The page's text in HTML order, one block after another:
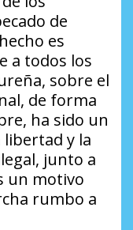
de
es
a todos los
sobre el
de forma
ha sido un
y la
junto a
un motivo
rumbo a